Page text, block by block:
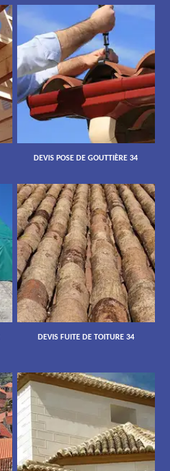
DEVIS POSE DE GOUTTIÈRE 34
DEVIS FUITE DE TOITURE 34